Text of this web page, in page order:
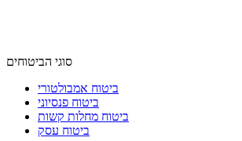
סוגי הביטוחים
ביטוח אמבולטורי
ביטוח פנסיוני
ביטוח מחלות קשות
ביטוח עסק